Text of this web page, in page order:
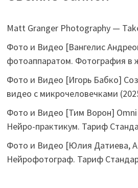
Matt Granger Photography —
Фото и Видео [Вангелис
фотоаппаратом. Фотография в
Фото и Видео [Игорь Бабко]
видео с микрочеловечками
Фото и Видео [Тим Ворон] Omni
Нейро-практикум. Тариф
Фото и Видео [Юлия Датиева,
Нейрофотограф. Тариф